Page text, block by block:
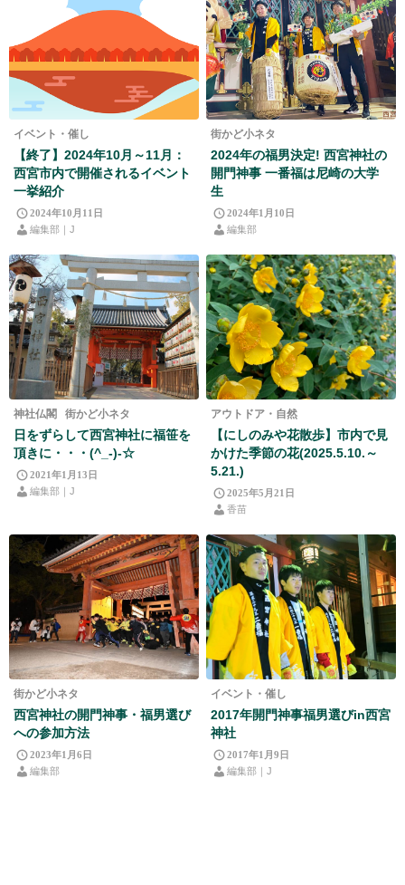
イベント・催し
【終了】2024年10月～11月：
西宮市内で開催されるイベント
一挙紹介
2024年10月11日
編集部｜J
街かど小ネタ
2024年の福男決定! 西宮神社の
開門神事 一番福は尼崎の大学
生
2024年1月10日
編集部
神社仏閣 街かど小ネタ
日をずらして西宮神社に福笹を
頂きに・・・(^_-)-☆
2021年1月13日
編集部｜J
アウトドア・自然
【にしのみや花散歩】市内で見
かけた季節の花(2025.5.10.～
5.21.)
2025年5月21日
香苗
街かど小ネタ
西宮神社の開門神事・福男選び
への参加方法
2023年1月6日
編集部
イベント・催し
2017年開門神事福男選びin西宮
神社
2017年1月9日
編集部｜J